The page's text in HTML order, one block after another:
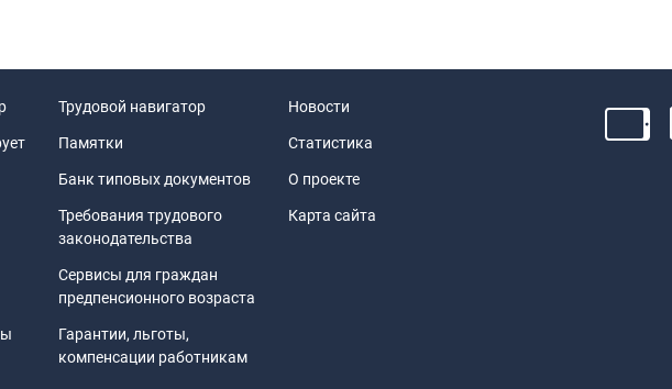
Трудовой навигатор
Памятки
Банк типовых документов
Требования трудового
законодательства
Сервисы для граждан
предпенсионного возраста
Гарантии, льготы,
компенсации работникам
Новости
Статистика
О проекте
Карта сайта